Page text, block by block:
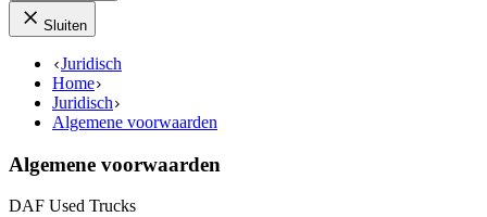
Sluiten
Juridisch
Home
Juridisch
Algemene voorwaarden
Algemene voorwaarden
DAF Used Trucks